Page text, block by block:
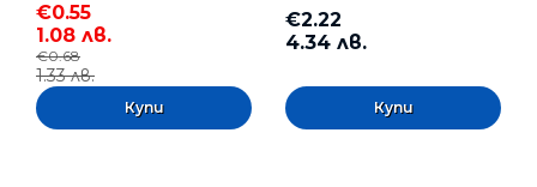
€0.55
1.08 лв.
€0.68
1.33 лв.
€2.22
4.34 лв.